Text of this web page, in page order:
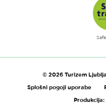
© 2026 Turizem
Splošni pogoji uporabe
Produkcija: